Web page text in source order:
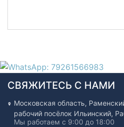
СВЯЖИТЕСЬ С НАМИ
Московская область,
рабочий посёлок Ильинский,
Мы работаем с 9:00 до 18:00